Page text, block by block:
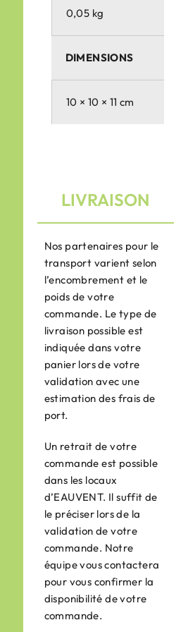
0,05 kg
DIMENSIONS
10 × 10 × 11 cm
LIVRAISON
Nos partenaires pour le
transport varient selon
l’encombrement et le
poids de votre
commande. Le type de
livraison possible est
indiquée dans votre
panier lors de votre
validation avec une
estimation des frais de
port.
Un retrait de votre
commande est possible
dans les locaux
d’EAUVENT. Il suffit de
le préciser lors de la
validation de votre
commande. Notre
équipe vous contactera
pour vous confirmer la
disponibilité de votre
commande.